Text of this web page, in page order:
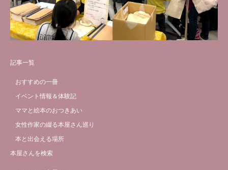
記事一覧
おすすめの一冊
イベント情報＆体験記
ママと絵本のおつきあい
女性作家の綴る本屋さん巡り
本と出会える場所
本屋さんを検索